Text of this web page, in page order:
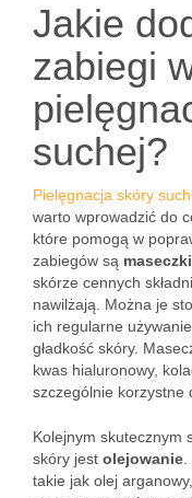
Jakie
zabiegi
suchej?
Pielęgnacja skóry
warto wprowadzić do
które pomogą w
zabiegów są
skórze cennych
nawilżają. Można je
ich regularne
gładkość skóry.
kwas hialuronowy,
szczególnie korzystne
Kolejnym skutecznym
skóry jest olejowanie
takie jak olej